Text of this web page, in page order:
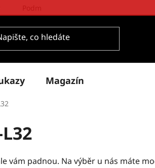
Magazín
vám padnou. Na výběr u nás máte